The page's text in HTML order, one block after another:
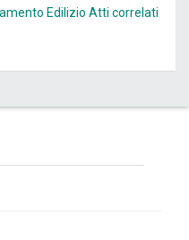
Edilizio Atti correlati